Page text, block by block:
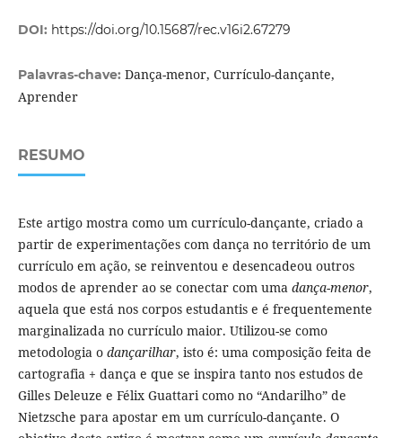
DOI: https://doi.org/10.15687/rec.v16i2.67279
Palavras-chave: Dança-menor, Currículo-dançante,
Aprender
RESUMO
Este artigo mostra como um currículo-dançante, criado a
partir de experimentações com dança no território de um
currículo em ação, se reinventou e desencadeou outros
modos de aprender ao se conectar com uma dança-menor,
aquela que está nos corpos estudantis e é frequentemente
marginalizada no currículo maior. Utilizou-se como
metodologia o dançarilhar, isto é: uma composição feita de
cartografia + dança e que se inspira tanto nos estudos de
Gilles Deleuze e Félix Guattari como no “Andarilho” de
Nietzsche para apostar em um currículo-dançante. O